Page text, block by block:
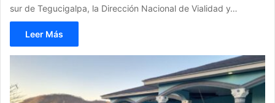
sur de Tegucigalpa, la Dirección Nacional de Vialidad y…
Leer Más